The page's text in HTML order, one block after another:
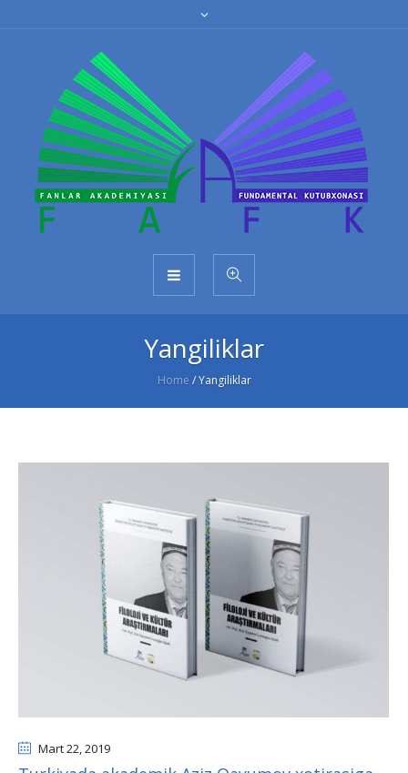
Yangiliklar
Home /Yangiliklar
Mart 22, 2019